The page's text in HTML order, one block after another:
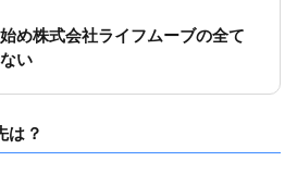
め株式会社ライフムーブの全て
い
は？